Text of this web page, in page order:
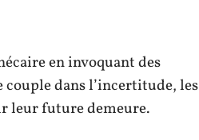
en invoquant des
dans l’incertitude, les
leur future demeure.